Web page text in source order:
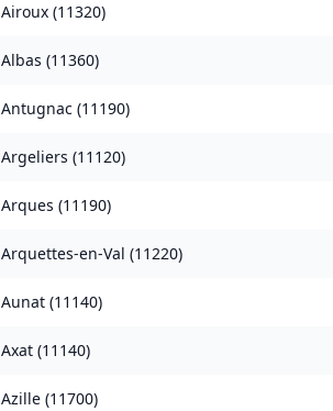
Airoux (11320)
Albas (11360)
Antugnac (11190)
Argeliers (11120)
Arques (11190)
Arquettes-en-Val (11220)
Aunat (11140)
Axat (11140)
Azille (11700)